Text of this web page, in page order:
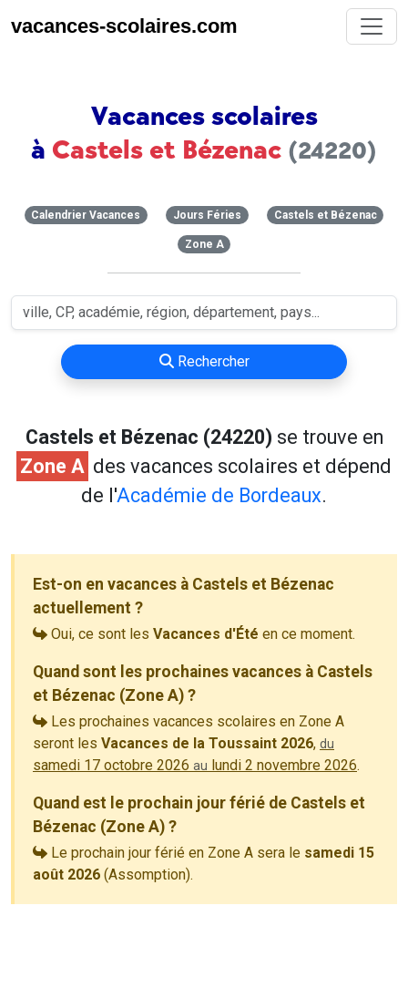
vacances-scolaires.com
Vacances scolaires
à Castels et Bézenac (24220)
Calendrier Vacances Jours Féries Castels et Bézenac
Zone A
Rechercher
Castels et Bézenac (24220) se trouve en
Zone A des vacances scolaires et dépend
de l'Académie de Bordeaux.
Est-on en vacances à Castels et Bézenac
actuellement ?
Oui, ce sont les Vacances d'Été en ce moment.
Quand sont les prochaines vacances à Castels
et Bézenac (Zone A) ?
Les prochaines vacances scolaires en Zone A
seront les Vacances de la Toussaint 2026, du
samedi 17 octobre 2026 au lundi 2 novembre 2026.
Quand est le prochain jour férié de Castels et
Bézenac (Zone A) ?
Le prochain jour férié en Zone A sera le samedi 15
août 2026 (Assomption).